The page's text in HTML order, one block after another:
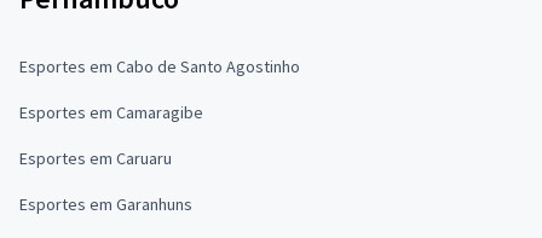
Esportes em Cabo de Santo Agostinho
Esportes em Camaragibe
Esportes em Caruaru
Esportes em Garanhuns